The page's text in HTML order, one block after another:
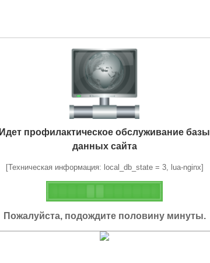
Идет профилактическое обслуживание базы
данных сайта
[Техническая информация: local_db_state = 3, lua-nginx]
Пожалуйста, подождите половину минуты.